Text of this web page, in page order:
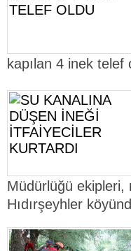
kapılan 4 inek telef
Müdürlüğü ekipleri,
Hıdırşeyhler